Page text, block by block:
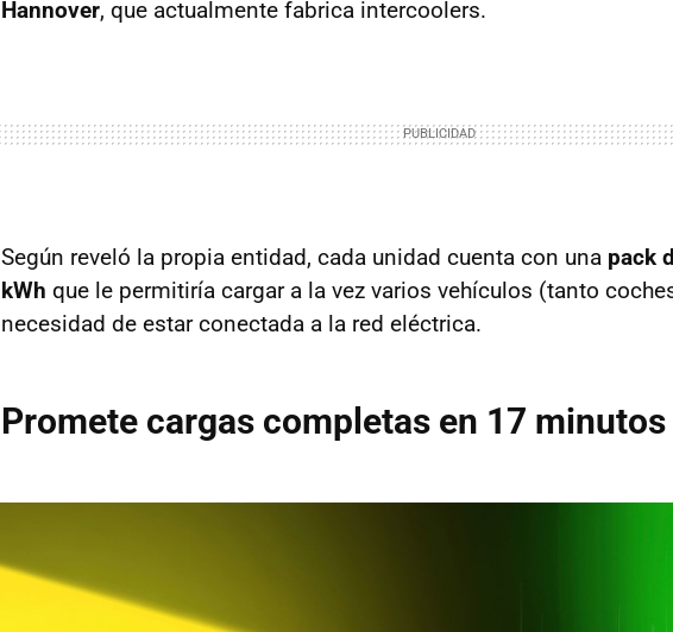
Hannover, que actualmente fabrica intercoolers.
Según reveló la propia entidad, cada unidad cuenta con una pack
kWh que le permitiría cargar a la vez varios vehículos (tanto
necesidad de estar conectada a la red eléctrica.
Promete cargas completas en 17 minutos